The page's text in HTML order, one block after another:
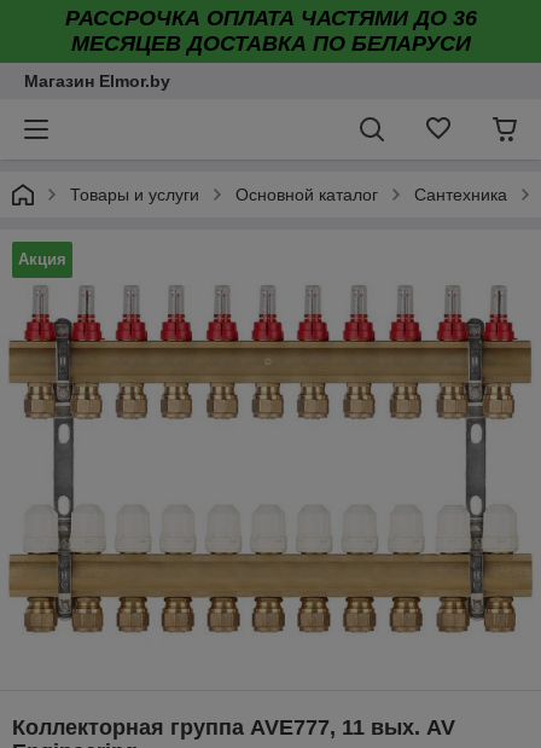
РАССРОЧКА ОПЛАТА ЧАСТЯМИ ДО 36
МЕСЯЦЕВ ДОСТАВКА ПО БЕЛАРУСИ
Магазин Elmor.by
Товары и услуги Основной каталог Сантехника
Акция
Коллекторная группа AVE777, 11 вых. AV